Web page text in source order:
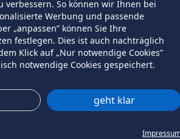
verbessern. So können wir Ihnen bei
Werbung und passende
„anpassen” können Sie Ihre
festlegen. Dies ist auch nachträglich
Klick auf „Nur notwendige Cookies”
notwendige Cookies gespeichert.
geht klar